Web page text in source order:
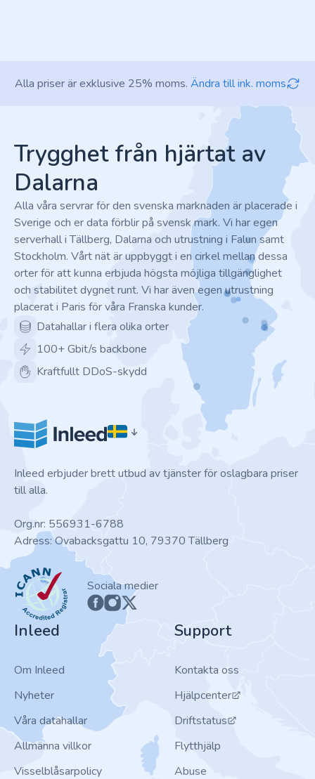
Alla priser är exklusive 25% moms. Ändra till ink. moms
Trygghet från hjärtat av
Dalarna
Alla våra servrar för den svenska marknaden är placerade i
Sverige och er data förblir på svensk mark. Vi har egen
serverhall i Tällberg, Dalarna och utrustning i Falun samt
Stockholm. Vårt nät är uppbyggt i en cirkel mellan dessa
orter för att kunna erbjuda högsta möjliga tillgänglighet
och stabilitet dygnet runt. Vi har även egen utrustning
placerat i Paris för våra Franska kunder.
Datahallar i flera olika orter
100+ Gbit/s backbone
Kraftfullt DDoS-skydd
Inleed erbjuder brett utbud av tjänster för oslagbara priser
till alla.
Org.nr: 556931-6788
Adress: Ovabacksgattu 10, 79370 Tällberg
ICANN
Sociala medier
Inleed
Om Inleed
Nyheter
Våra datahallar
Allmänna villkor
Visselblåsarpolicy
Support
Kontakta oss
Hjälpcenter
Driftstatus
Flytthjälp
Abuse